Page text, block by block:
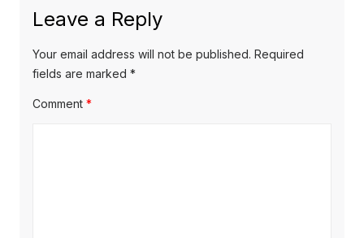
Leave a Reply
Your email address will not be published. Required
fields are marked *
Comment *